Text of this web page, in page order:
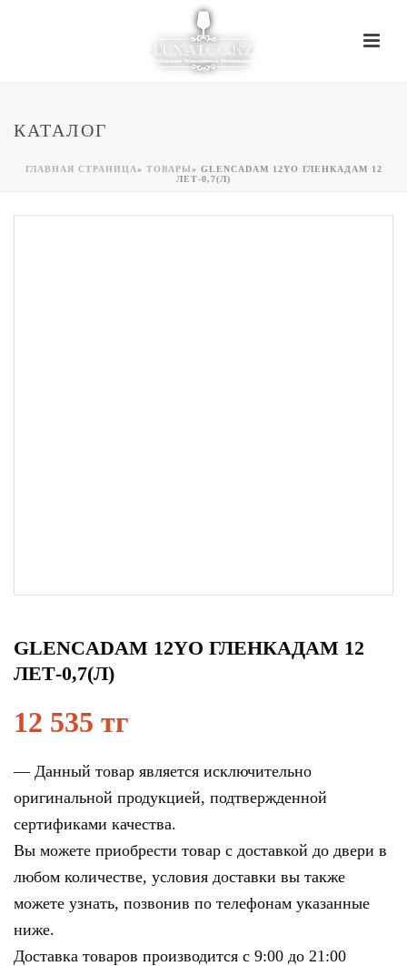
КАТАЛОГ
ГЛАВНАЯ СТРАНИЦА» ТОВАРЫ» GLENCADAM 12YO ГЛЕНКАДАМ 12
ЛЕТ-0,7(Л)
GLENCADAM 12YO ГЛЕНКАДАМ 12
ЛЕТ-0,7(Л)
12 535 тг
— Данный товар является исключительно
оригинальной продукцией, подтвержденной
сертификами качества.
Вы можете приобрести товар с доставкой до двери в
любом количестве, условия доставки вы также
можете узнать, позвонив по телефонам указанные
ниже.
Доставка товаров производится с 9:00 до 21:00